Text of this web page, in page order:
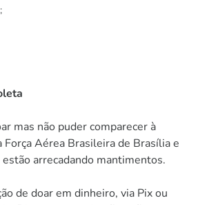
mas não puder comparecer à
Força Aérea Brasileira de Brasília e
arrecadando mantimentos.
de doar em dinheiro, via Pix ou